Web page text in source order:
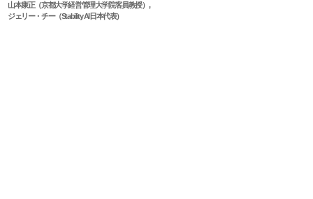
山本康正（京都大学経営管理大学院客員教授）,
ジェリー・チー（Stability AI日本代表）